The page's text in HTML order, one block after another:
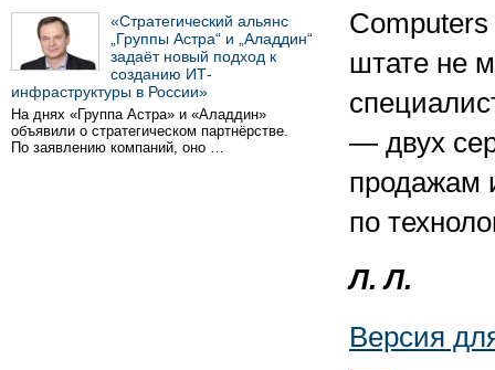
«Стратегический альянс
„Группы Астра“ и „Аладдин“
задаёт новый подход к
созданию ИТ-
инфраструктуры в России»
На днях «Группа Астра» и «Аладдин»
объявили о стратегическом партнёрстве.
По заявлению компаний, оно …
штате не
— двух
продажам
по
Л. Л.
Версия